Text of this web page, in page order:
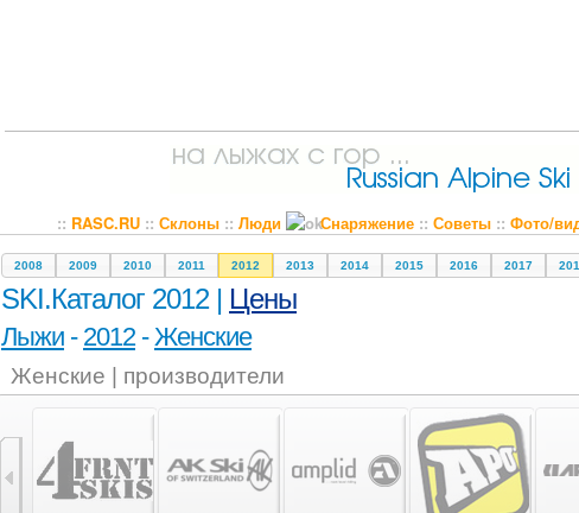
:: RASC.RU:: Склоны:: Люди Снаряжение:: Советы:: Фото/
2008 2009 2010 2011 2012 2013 2014 2015 2016 2017
SKI.Каталог 2012 | Цены
Лыжи - 2012-Женские
Женские | производители